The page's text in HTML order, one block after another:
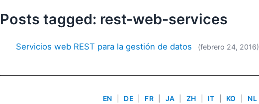
Posts tagged: rest-web-services
Servicios web REST para la gestión de datos (febrero 24, 2016)
EN DE FR JA ZH IT KO NL